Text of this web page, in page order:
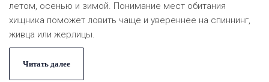
летом, осенью и зимой. Понимание мест обитания
хищника поможет ловить чаще и увереннее на спиннинг,
живца или жерлицы.
Читать далее